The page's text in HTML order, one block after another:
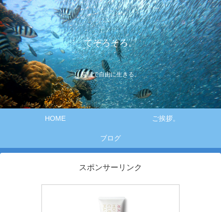
てそろそろ。
笑顔で自由に生きる。
HOME ご挨拶。
ブログ
スポンサーリンク